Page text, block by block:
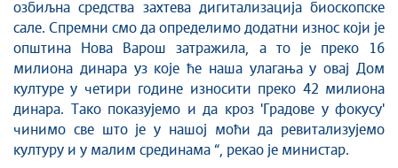
озбиљна средства захтева дигитализација биоскопске
сале. Спремни смо да определимо додатни износ који је
општина Нова Варош затражила, а то је преко 16
милиона динара уз које ће наша улагања у овај Дом
културе у четири године износити преко 42 милиона
динара. Тако показујемо и да кроз 'Градове у фокусу'
чинимо све што је у нашој моћи да ревитализујемо
културу и у малим срединама “, рекао је министар.